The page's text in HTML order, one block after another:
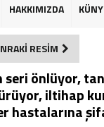
HAKKIMIZDA
RESİM
seri önlüyor,
iltihap
hastalarına